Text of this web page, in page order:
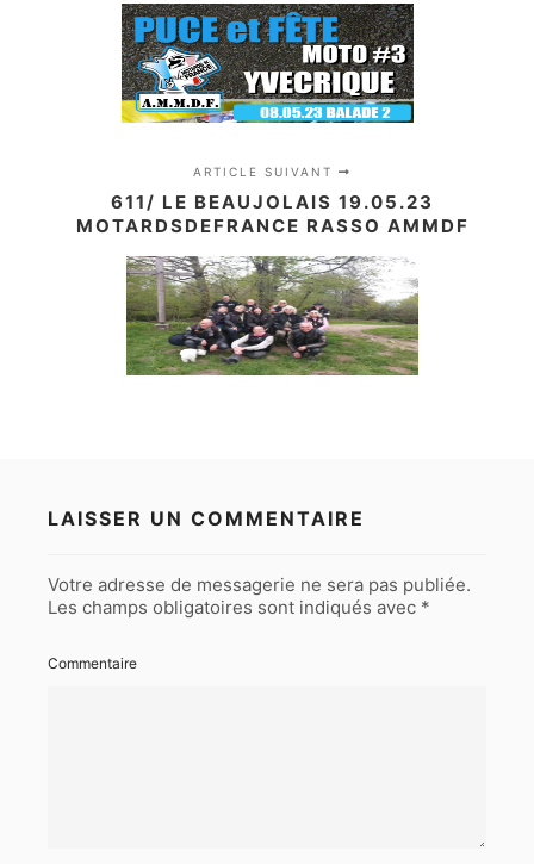
ARTICLE SUIVANT
611/ LE BEAUJOLAIS 19.05.23
MOTARDSDEFRANCE RASSO AMMDF
LAISSER UN COMMENTAIRE
Votre adresse de messagerie ne sera pas publiée.
Les champs obligatoires sont indiqués avec *
Commentaire